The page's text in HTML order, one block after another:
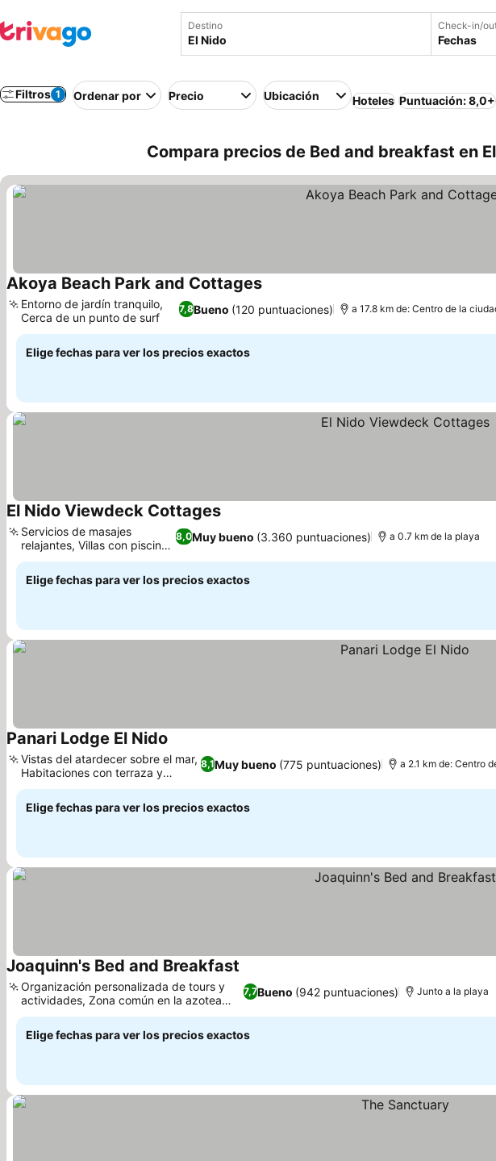
Destino Check-in/
Fechas
Filtros 1 Ordenar por Precio Ubicación Hoteles Puntuación: 8,0+
Compara precios de Bed and breakfast en
Akoya Beach Park and CottagesVer precios
7,8Bueno (120 puntuaciones)
Entorno de jardín tranquilo,
Cerca de un punto de surf
a 17.8 km de: Centro de la
Elige fechas para ver los precios exactos
El Nido Viewdeck CottagesVer precios
8,0Muy bueno (3.360 puntuaciones)
Servicios de masajes
relajantes, Villas con piscina
privada
a 0.7 km de la playa
Elige fechas para ver los precios exactos
Panari Lodge El Nido
8,1Muy bueno (775 puntuaciones)
Vistas del atardecer sobre el mar,
Habitaciones con terraza y
balcón
a 2.1 km de: Centro
Elige fechas para ver los precios exactos
Joaquinn's Bed and Breakfast
7,7Bueno (942 puntuaciones)
Organización personalizada de tours y
actividades, Zona común en la azotea
con vistas
Junto a la playa
Elige fechas para ver los precios exactos